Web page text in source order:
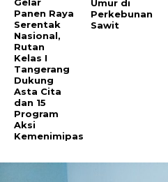
Panen Raya
Serentak
Nasional,
Rutan
Kelas I
Tangerang
Dukung
Asta Cita
dan 15
Program
Aksi
Kemenimipas
Umur di
Perkebunan
Sawit